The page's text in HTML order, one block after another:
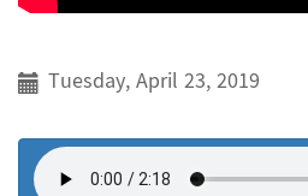
Tuesday, April 23, 2019